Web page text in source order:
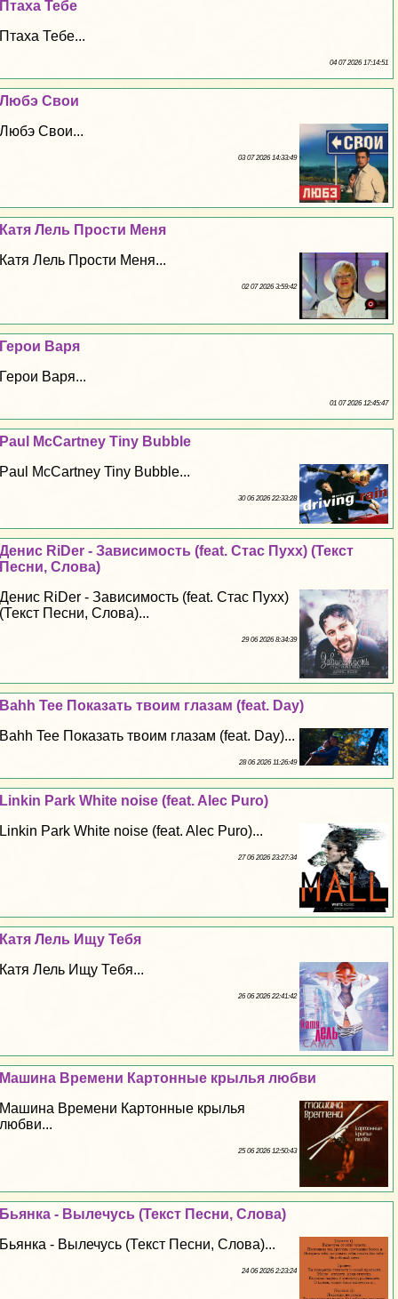
Птаха Тебе
Птаха Тебе...
04 07 2026 17:14:51
Любэ Свои
Любэ Свои...
03 07 2026 14:33:49
Катя Лель Прости Меня
Катя Лель Прости Меня...
02 07 2026 3:59:42
Герои Варя
Герои Варя...
01 07 2026 12:45:47
Paul McCartney Tiny Bubble
Paul McCartney Tiny Bubble...
30 06 2026 22:33:28
Денис RiDer - Зависимость (feat. Стас Пухх) (Текст
Песни, Слова)
Денис RiDer - Зависимость (feat. Стас Пухх)
(Текст Песни, Слова)...
29 06 2026 8:34:39
Bahh Tee Показать твоим глазам (feat. Day)
Bahh Tee Показать твоим глазам (feat. Day)...
28 06 2026 11:26:49
Linkin Park White noise (feat. Alec Puro)
Linkin Park White noise (feat. Alec Puro)...
27 06 2026 23:27:34
Катя Лель Ищу Тебя
Катя Лель Ищу Тебя...
26 06 2026 22:41:42
Машина Времени Картонные крылья любви
Машина Времени Картонные крылья
любви...
25 06 2026 12:50:43
Бьянка - Вылечусь (Текст Песни, Слова)
Бьянка - Вылечусь (Текст Песни, Слова)...
24 06 2026 2:23:24